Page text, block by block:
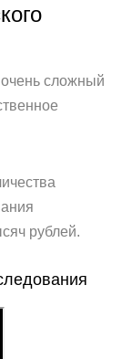
сложный
рублей.